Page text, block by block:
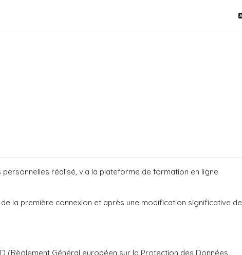
réalisé, via la plateforme de formation en ligne
la première connexion et après une modification significative de
(Règlement Général européen sur la Protection des Données